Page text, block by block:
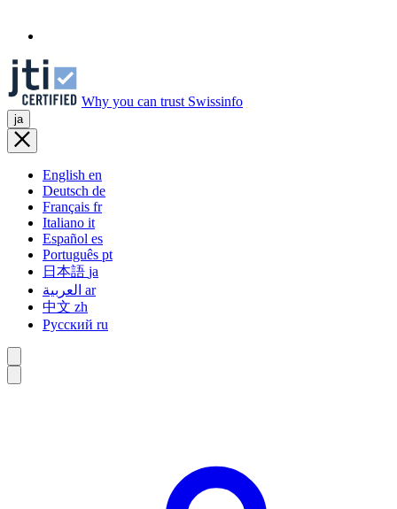
Why you can trust Swissinfo
ja
English en
Deutsch de
Français fr
Italiano it
Español es
Português pt
日本語 ja
ar
中文 zh
Русский ru